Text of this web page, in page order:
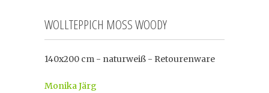
WOLLTEPPICH MOSS WOODY
140x200 cm - naturweiß - Retourenware
Monika Järg